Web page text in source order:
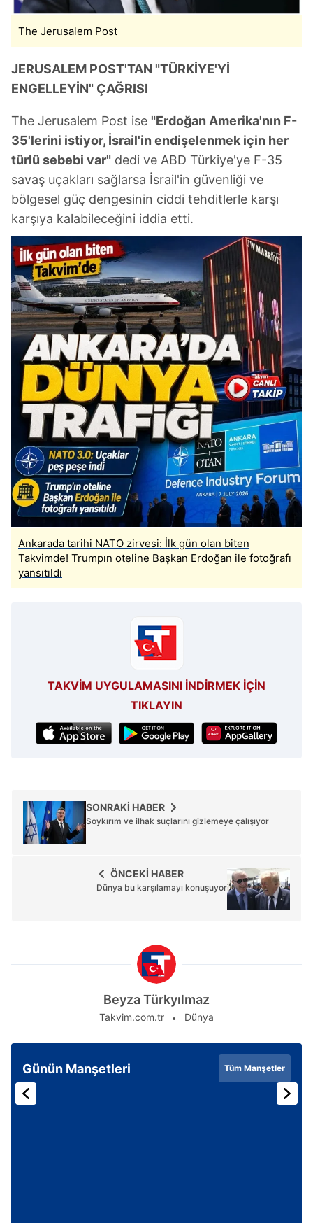
The Jerusalem Post
JERUSALEM POST'TAN "TÜRKİYE'Yİ
ENGELLEYİN" ÇAĞRISI
The Jerusalem Post ise "Erdoğan Amerika'nın F-
35'lerini istiyor, İsrail'in endişelenmek için her
türlü sebebi var" dedi ve ABD Türkiye'ye F-35
savaş uçakları sağlarsa İsrail'in güvenliği ve
bölgesel güç dengesinin ciddi tehditlerle karşı
karşıya kalabileceğini iddia etti.
Ankarada tarihi NATO zirvesi: İlk gün olan biten
Takvimde! Trumpın oteline Başkan Erdoğan ile fotoğrafı
yansıtıldı
TAKVİM UYGULAMASINI İNDİRMEK İÇİN
TIKLAYIN
SONRAKİ HABER
Soykırım ve ilhak suçlarını gizlemeye çalışıyor
ÖNCEKİ HABER
Dünya bu karşılamayı konuşuyor
Beyza Türkyılmaz
Takvim.com.tr Dünya
Günün Manşetleri Tüm Manşetler